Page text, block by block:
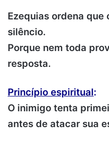
Ezequias ordena que
silêncio.
Porque nem toda
resposta.
Princípio espiritual:
O inimigo tenta
antes de atacar sua